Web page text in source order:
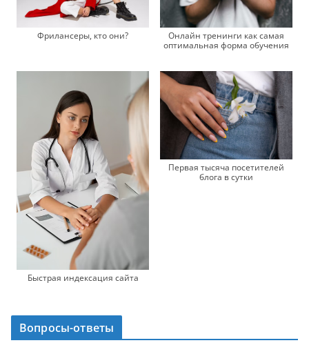
Фрилансеры, кто они?
Онлайн тренинги как самая
оптимальная форма обучения
Быстрая индексация сайта
Первая тысяча посетителей
блога в сутки
Вопросы-ответы